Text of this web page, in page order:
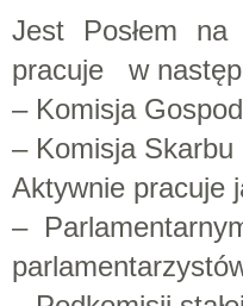
Jest Posłem
pracuje w
– Komisja
– Komisja Skarbu
Aktywnie pracuje
–